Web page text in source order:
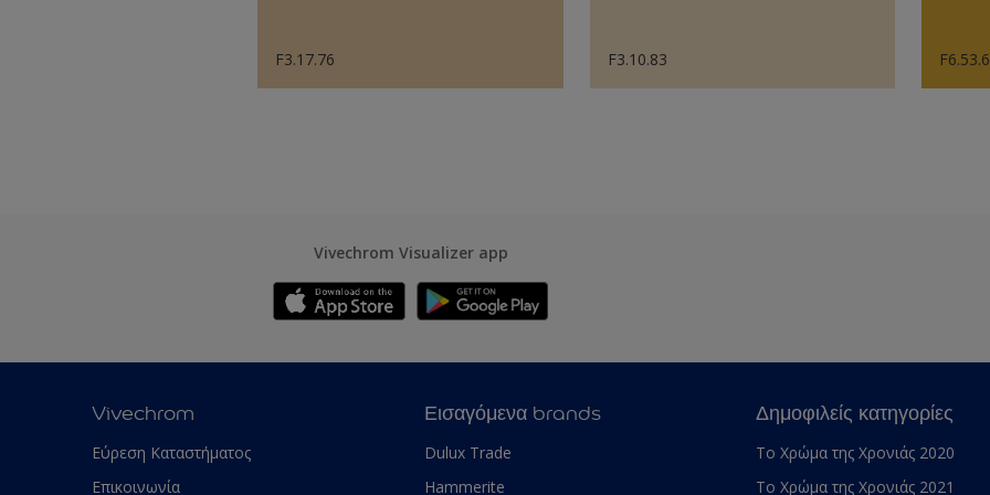
F3.17.76 F3.10.83
Vivechrom Visualizer app
Vivechrom
Εύρεση Καταστήματος
Επικοινωνία
Εισαγόμενα brands
Dulux Trade
Hammerite
Δημοφιλείς κατηγορίες
Το Χρώμα της Χρονιάς 2020
Το Χρώμα της Χρονιάς 2021